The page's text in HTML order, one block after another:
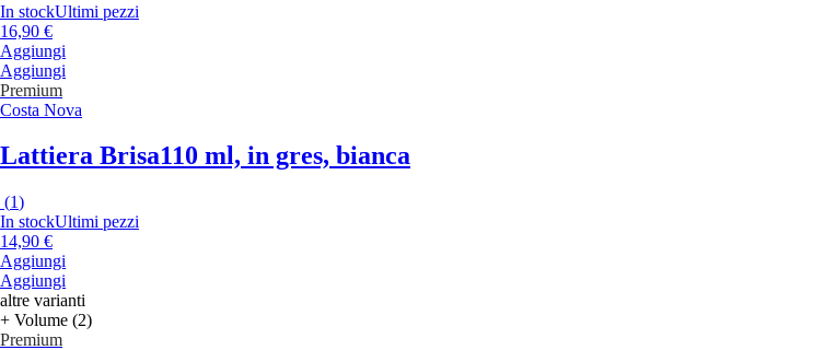
In stockUltimi pezzi
16,90 €
Aggiungi
Aggiungi
Premium
Costa Nova
Lattiera Brisa110 ml, in gres, bianca
(1)
In stockUltimi pezzi
14,90 €
Aggiungi
Aggiungi
altre varianti
+ Volume (2)
Premium